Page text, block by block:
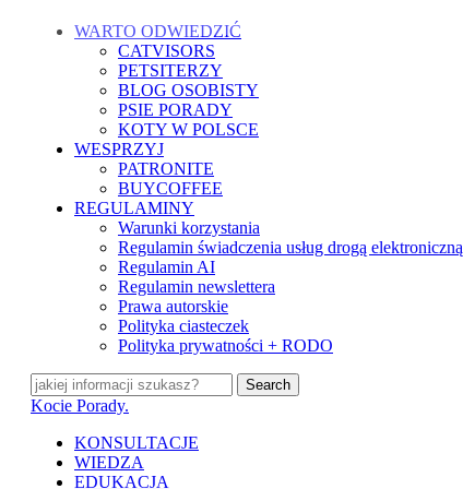
WARTO ODWIEDZIĆ
CATVISORS
PETSITERZY
BLOG OSOBISTY
PSIE PORADY
KOTY W POLSCE
WESPRZYJ
PATRONITE
BUYCOFFEE
REGULAMINY
Warunki korzystania
Regulamin świadczenia usług drogą elektroniczną
Regulamin AI
Regulamin newslettera
Prawa autorskie
Polityka ciasteczek
Polityka prywatności + RODO
Search
Close
Kocie Porady.
search
Menu
KONSULTACJE
WIEDZA
EDUKACJA